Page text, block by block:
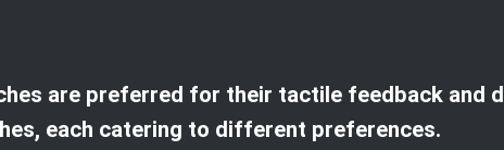
are preferred for their tactile feedback and
each catering to different preferences.